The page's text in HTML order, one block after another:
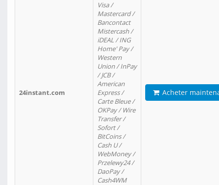
24instant.com
Visa /
Mastercard /
Bancontact
Mistercash /
iDEAL / ING
Home' Pay /
Western
Union / InPay
/ JCB /
American
Express /
Carte Bleue /
OKPay / Wire
Transfer /
Sofort /
BitCoins /
Cash U /
WebMoney /
Przelewy24 /
DaoPay /
Cash4WM
Acheter